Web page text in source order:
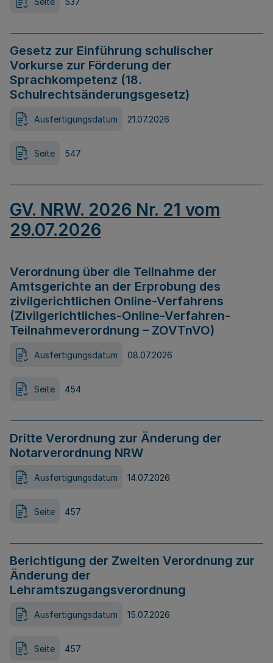
Gesetz zur Einführung schulischer
Vorkurse zur Förderung der
Sprachkompetenz (18.
Schulrechtsänderungsgesetz)
Ausfertigungsdatum 21.07.2026
Seite 547
GV. NRW. 2026 Nr. 21 vom
29.07.2026
Verordnung über die Teilnahme der
Amtsgerichte an der Erprobung des
zivilgerichtlichen Online-Verfahrens
(Zivilgerichtliches-Online-Verfahren-
Teilnahmeverordnung – ZOVTnVO)
Ausfertigungsdatum 08.07.2026
Seite 454
Dritte Verordnung zur Änderung der
Notarverordnung NRW
Ausfertigungsdatum 14.07.2026
Seite 457
Berichtigung der Zweiten Verordnung zur
Änderung der
Lehramtszugangsverordnung
Ausfertigungsdatum 15.07.2026
Seite 457